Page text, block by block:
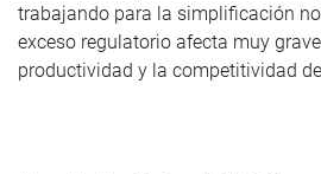
trabajando para la simplificación
exceso regulatorio afecta muy
productividad y la competitividad